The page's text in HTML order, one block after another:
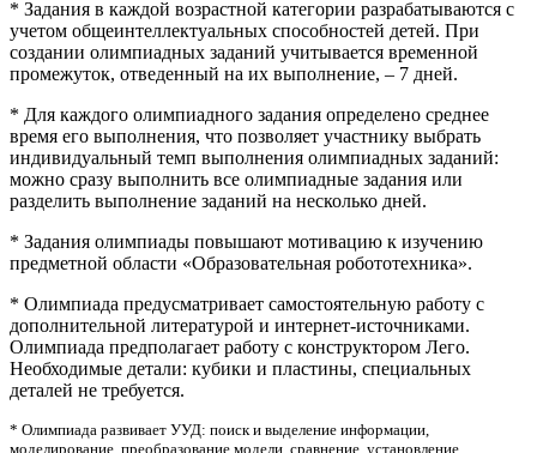
* Задания в каждой возрастной категории разрабатываются с
учетом общеинтеллектуальных способностей детей. При
создании олимпиадных заданий учитывается временной
промежуток, отведенный на их выполнение, – 7 дней.
* Для каждого олимпиадного задания определено среднее
время его выполнения, что позволяет участнику выбрать
индивидуальный темп выполнения олимпиадных заданий:
можно сразу выполнить все олимпиадные задания или
разделить выполнение заданий на несколько дней.
* Задания олимпиады повышают мотивацию к изучению
предметной области «Образовательная робототехника».
* Олимпиада предусматривает самостоятельную работу с
дополнительной литературой и интернет-источниками.
Олимпиада предполагает работу с конструктором Лего.
Необходимые детали: кубики и пластины, специальных
деталей не требуется.
* Олимпиада развивает УУД: поиск и выделение информации,
моделирование, преобразование модели, сравнение, установление